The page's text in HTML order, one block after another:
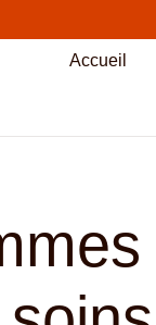
Accueil